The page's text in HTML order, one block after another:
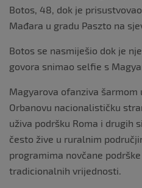
Botos, 48, dok je
Mađara u gradu Paszto na
Botos se nasmiješio dok je
govora snimao selfie s
Magyarova ofanziva šarmom
Orbanovu nacionalističku
uživa podršku Roma i drugih
često žive u ruralnim
programima novčane
tradicionalnih vrijednosti.